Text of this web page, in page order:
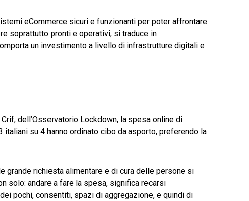
eCommerce sicuri e funzionanti per poter affrontare
soprattutto pronti e operativi, si traduce in
un investimento a livello di infrastrutture digitali e
dell’Osservatorio Lockdown, la spesa online di
su 4 hanno ordinato cibo da asporto, preferendo la
grande richiesta alimentare e di cura delle persone si
solo: andare a fare la spesa, significa recarsi
pochi, consentiti, spazi di aggregazione, e quindi di